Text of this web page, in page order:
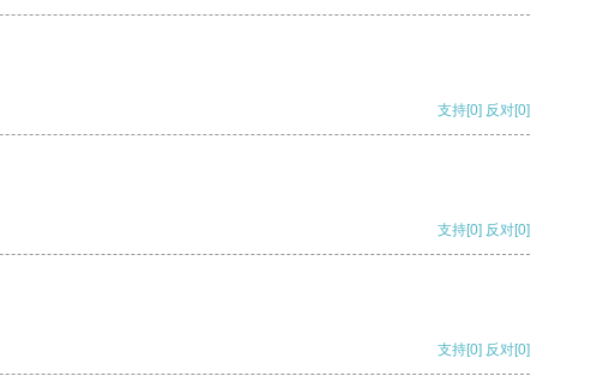
支持[0] 反对[0]
支持[0] 反对[0]
支持[0] 反对[0]